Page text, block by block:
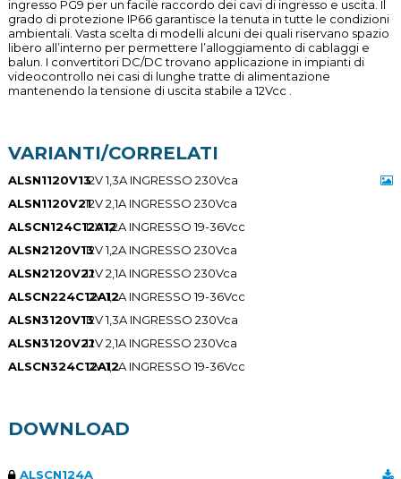
ingresso PG9 per un facile raccordo dei cavi di ingresso e uscita. Il
grado di protezione IP66 garantisce la tenuta in tutte le condizioni
ambientali. Vasta scelta di modelli alcuni dei quali riservano spazio
libero all’interno per permettere l’alloggiamento di cablaggi e
balun. I convertitori DC/DC trovano applicazione in impianti di
videocontrollo nei casi di lunghe tratte di alimentazione
mantenendo la tensione di uscita stabile a 12Vcc .
VARIANTI/CORRELATI
ALSN1120V1312V 1,3A INGRESSO 230Vca
ALSN1120V2112V 2,1A INGRESSO 230Vca
ALSCN124C12A1212V 1,2A INGRESSO 19-36Vcc
ALSN2120V1312V 1,2A INGRESSO 230Vca
ALSN2120V2112V 2,1A INGRESSO 230Vca
ALSCN224C12A1212V 1,2A INGRESSO 19-36Vcc
ALSN3120V1312V 1,3A INGRESSO 230Vca
ALSN3120V2112V 2,1A INGRESSO 230Vca
ALSCN324C12A1212V 1,2A INGRESSO 19-36Vcc
DOWNLOAD
ALSCN124A